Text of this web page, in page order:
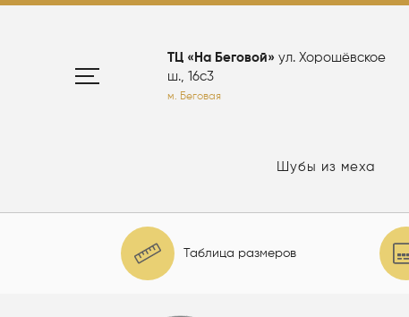
ТЦ «На Беговой» ул. Хорошёвское
ш., 16с3
м. Беговая
Шубы из меха
Таблица размеров